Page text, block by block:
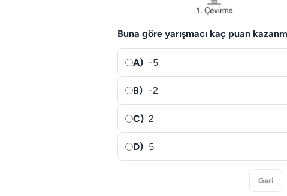
Buna göre yarışmacı kaç puan
A) -5
B) -2
C) 2
D) 5
Geri